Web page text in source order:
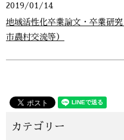
2019/01/14
地域活性化卒業論文・卒業研
市農村交流等）